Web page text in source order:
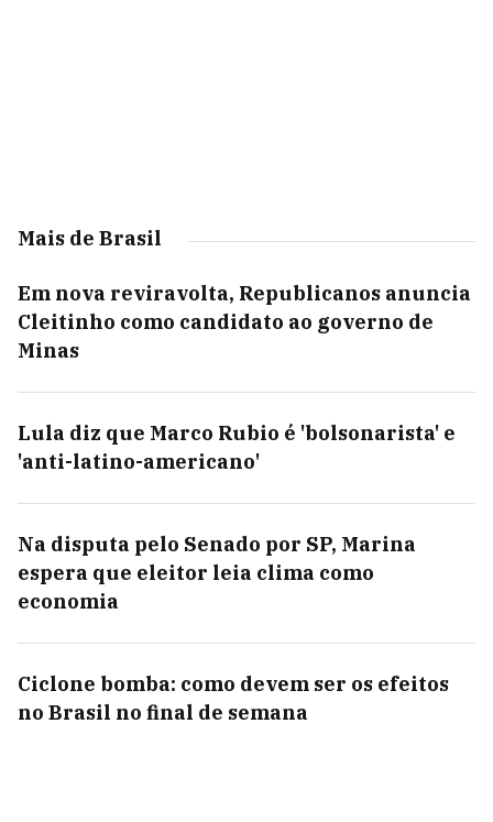
Mais de Brasil
Em nova reviravolta, Republicanos anuncia
Cleitinho como candidato ao governo de
Minas
Lula diz que Marco Rubio é 'bolsonarista' e
'anti-latino-americano'
Na disputa pelo Senado por SP, Marina
espera que eleitor leia clima como
economia
Ciclone bomba: como devem ser os efeitos
no Brasil no final de semana